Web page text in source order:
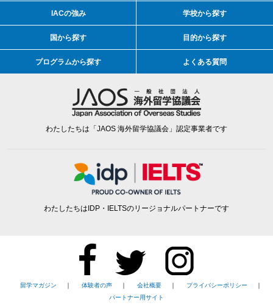
IACの強み 学校から探す
国から探す 目的から探す
プログラムから探す よくある質問
わたしたちは「JAOS 海外留学協議会」認定事業者です
わたしたちはIDP・IELTSのリージョナルパートナーです
留学マガジン ｜ 体験者の声 ｜ 会社概要 ｜ プライバシーポリシー
｜
パートナー用サイト